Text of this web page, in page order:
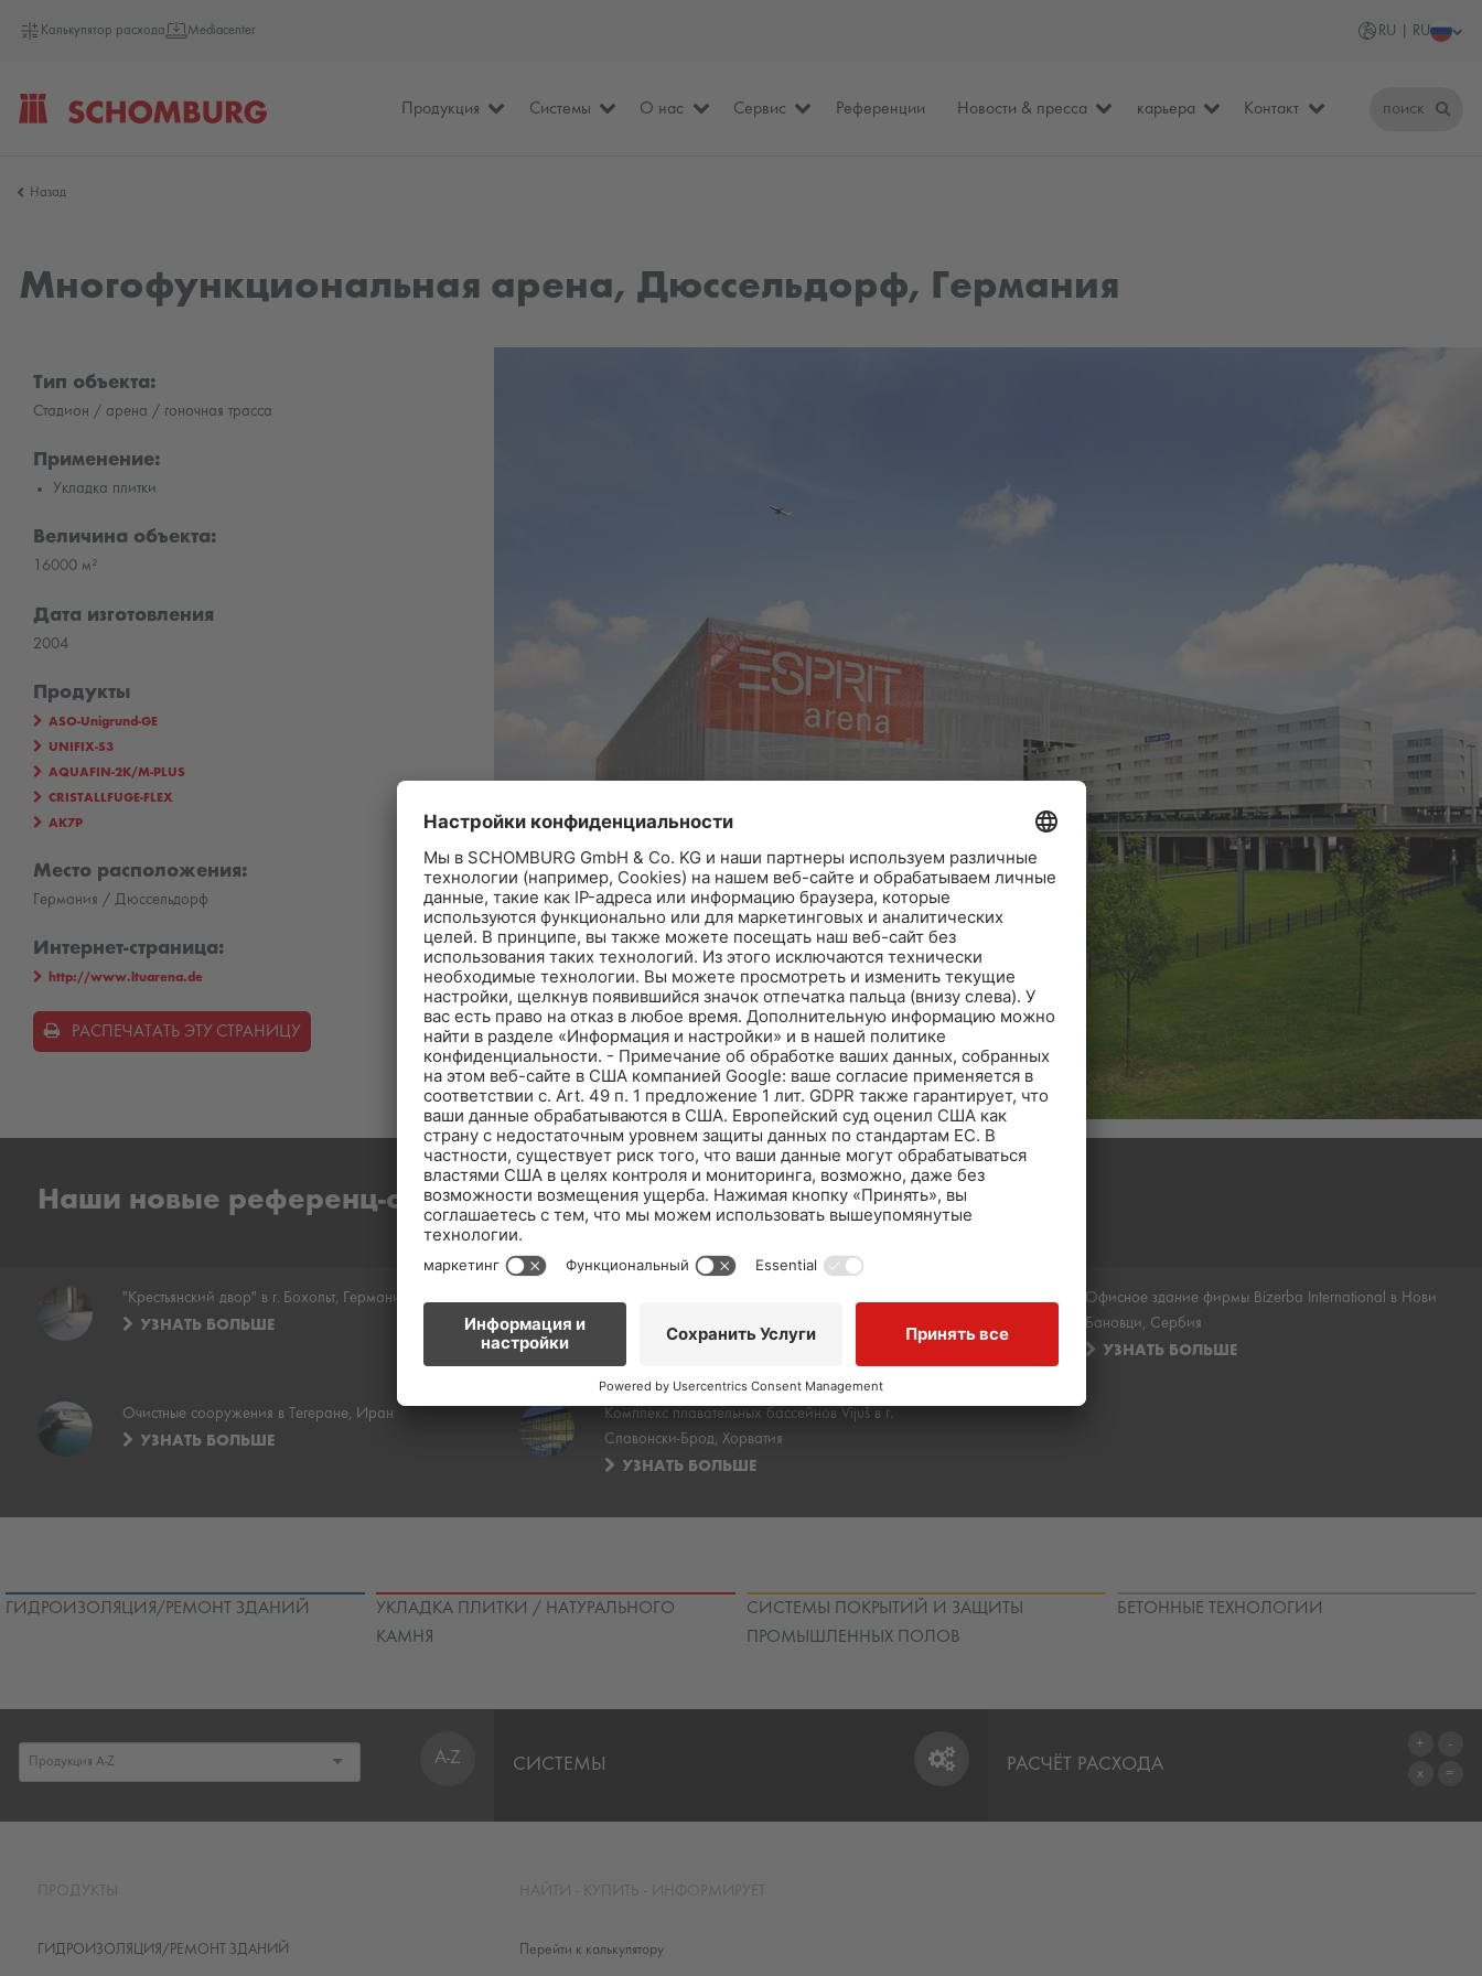
Калькулятор расхода Mediacenter RU | RU
Продукция Системы О нас Сервис Референции Новости & пресса карьера Контакт поиск
Назад
Многофункциональная арена, Дюссельдорф, Германия
Тип объекта:
Cтадион / арена / гоночная трасса
Применение:
Укладка плитки
Величина объекта:
16000 м²
Дата изготовления
2004
Продукты
ASO-Unigrund-GE
UNIFIX-S3
AQUAFIN-2K/M-PLUS
CRISTALLFUGE-FLEX
AK7P
Место расположения:
Германия / Дюссельдорф
Интернет-страница:
http://www.ltuarena.de
РАСПЕЧАТАТЬ ЭТУ СТРАНИЦУ
Наши новые референц-объекты
"Крестьянский двор" в г. Бохольт, Германия
УЗНАТЬ БОЛЬШЕ
Офисное здание фирмы Bizerba International в Нови
Бановци, Сербия
УЗНАТЬ БОЛЬШЕ
Очистные сооружения в Тегеране, Иран
УЗНАТЬ БОЛЬШЕ
Комплекс плавательных бассейнов Vijuš в г.
Славонски-Брод, Хорватия
УЗНАТЬ БОЛЬШЕ
ГИДРОИЗОЛЯЦИЯ/РЕМОНТ ЗДАНИЙ
УКЛАДКА ПЛИТКИ / НАТУРАЛЬНОГО
КАМНЯ
СИСТЕМЫ ПОКРЫТИЙ И ЗАЩИТЫ
ПРОМЫШЛЕННЫХ ПОЛОВ
БЕТОННЫЕ ТЕХНОЛОГИИ
A-Z СИСТЕМЫ РАСЧЁТ РАСХОДА
ГИДРОИЗОЛЯЦИЯ/РЕМОНТ ЗДАНИЙ Перейти к калькулятору